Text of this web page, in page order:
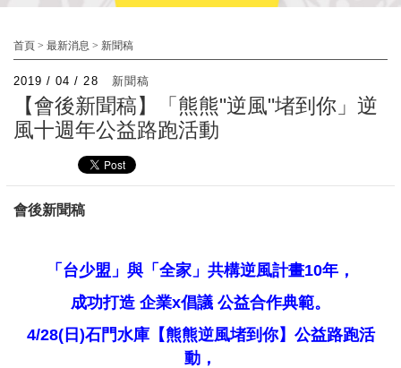
首頁 > 最新消息 > 新聞稿
2019 / 04 / 28 新聞稿
【會後新聞稿】「熊熊"逆風"堵到你」逆
風十週年公益路跑活動
會後新聞稿
「台少盟」與「全家」共構逆風計畫10年，
成功打造 企業x倡議 公益合作典範。
4/28(日)石門水庫【熊熊逆風堵到你】公益路跑活
動，